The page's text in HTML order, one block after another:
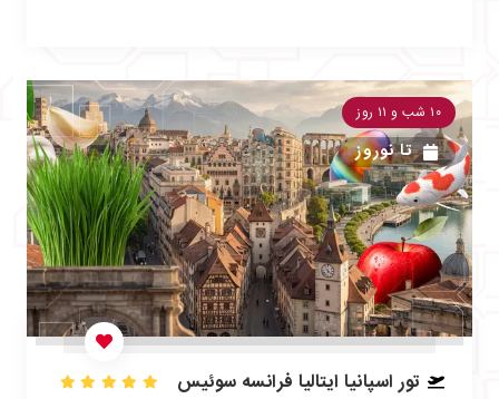
۱۰ شب و ۱۱ روز
تانوروز
تور اسپانیا ایتالیا فرانسه سوئیس